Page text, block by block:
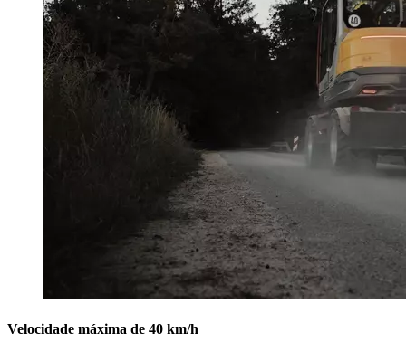
Velocidade máxima de 40 km/h